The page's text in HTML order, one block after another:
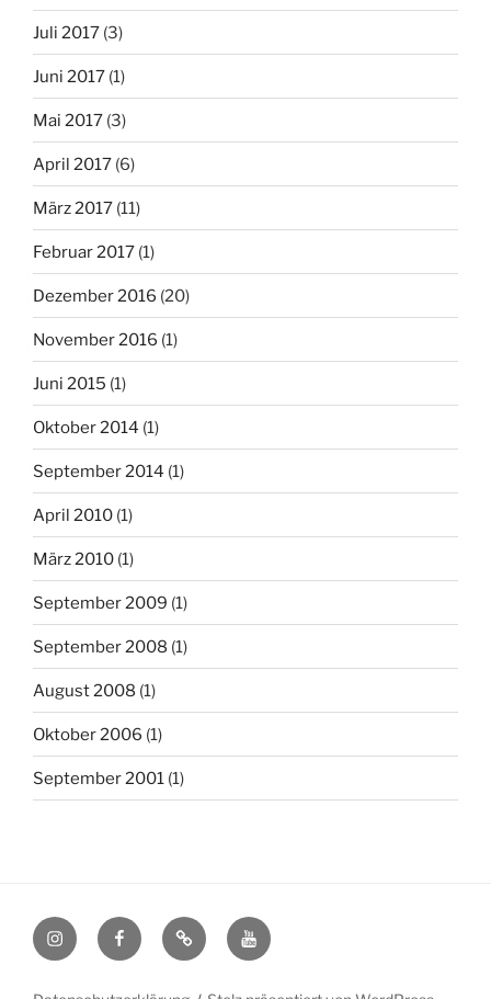
Juli 2017 (3)
Juni 2017 (1)
Mai 2017 (3)
April 2017 (6)
März 2017 (11)
Februar 2017 (1)
Dezember 2016 (20)
November 2016 (1)
Juni 2015 (1)
Oktober 2014 (1)
September 2014 (1)
April 2010 (1)
März 2010 (1)
September 2009 (1)
September 2008 (1)
August 2008 (1)
Oktober 2006 (1)
September 2001 (1)
Instagram/jochenwarth
Facebook/jochenwarth
Sculpture
Network
youtube